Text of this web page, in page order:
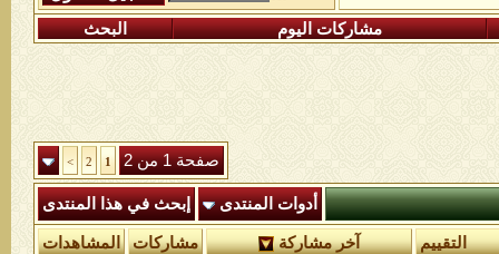
مشاركات اليوم البحث
صفحة 1 من 2 1
2
>
أدوات المنتدى إبحث في هذا المنتدى
التقييم آخر مشاركة مشاركات المشاهدات